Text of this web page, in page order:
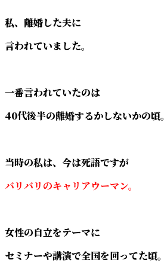
私、離婚した夫に
言われていました。
一番言われていたのは
40代後半の離婚するかしないかの頃。
当時の私は、今は死語ですが
バリバリのキャリアウーマン。
女性の自立をテーマに
セミナーや講演で全国を回ってた頃。